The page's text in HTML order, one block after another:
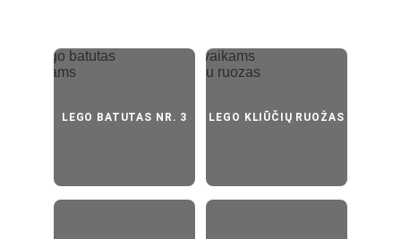
LEGO BATUTAS NR. 3 LEGO KLIŪČIŲ RUOŽAS